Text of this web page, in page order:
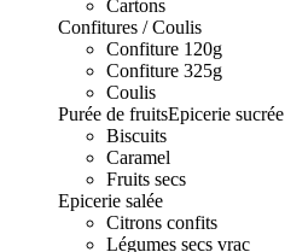
Cartons
Confitures / Coulis
Confiture 120g
Confiture 325g
Coulis
Purée de fruitsEpicerie sucrée
Biscuits
Caramel
Fruits secs
Epicerie salée
Citrons confits
Légumes secs vrac